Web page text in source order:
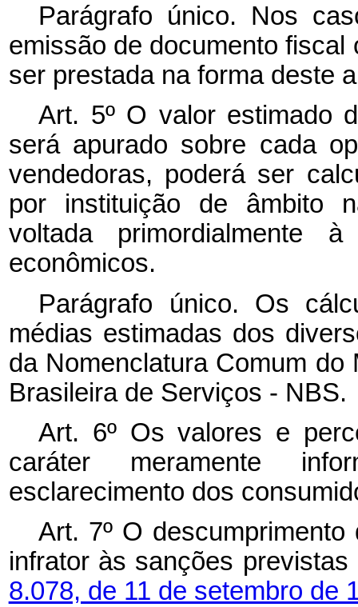
Parágrafo único. Nos
emissão de documento
ser prestada na forma deste
Art. 5º O valor estimado
será apurado sobre cada
vendedoras, poderá ser
por instituição de âmbito
voltada primordialmente
econômicos.
Parágrafo único. Os
médias estimadas dos
da Nomenclatura Comum
Brasileira de Serviços - NBS.
Art. 6º Os valores e
caráter meramente
esclarecimento dos
Art. 7º O
infrator às sanções
8.078, de 11 de setembro de